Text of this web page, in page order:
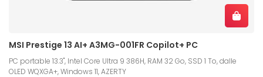
MSI Prestige 13 AI+ A3MG-001FR Copilot+ PC
PC portable 13.3", Intel Core Ultra 9 386H, RAM 32 Go, SSD 1 To, dalle
OLED WQXGA+, Windows 11, AZERTY